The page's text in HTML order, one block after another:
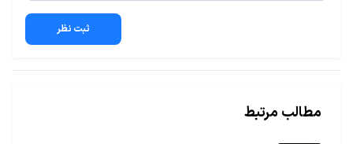
ثبت نظر
مطالب مرتبط